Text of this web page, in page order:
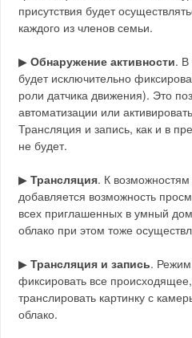
присутствия будет
каждого из членов семьи.
▶Обнаружение активности. В
будет исключительно
роли датчика движения). Это
автоматизации или
Трансляция и запись, как и в
не будет.
▶Трансляция. К
добавляется возможность
всех приглашенных в умный
облако при этом тоже
▶Трансляция и запись.
фиксировать все
транслировать картинку с
облако.